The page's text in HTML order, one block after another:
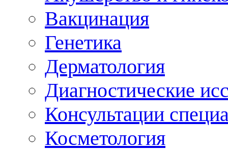
Вакцинация
Генетика
Дерматология
Диагностические
Консультации
Косметология